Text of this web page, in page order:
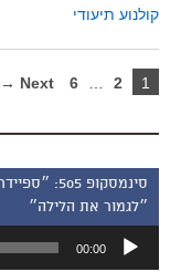
קולנוע תיעודי
1
2
6
Next →
סינמסקופ
״לגמור את הלילה״
אודיו
00:00